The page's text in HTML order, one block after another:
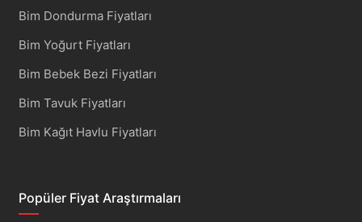
Bim Dondurma Fiyatları
Bim Yoğurt Fiyatları
Bim Bebek Bezi Fiyatları
Bim Tavuk Fiyatları
Bim Kağıt Havlu Fiyatları
Popüler Fiyat Araştırmaları